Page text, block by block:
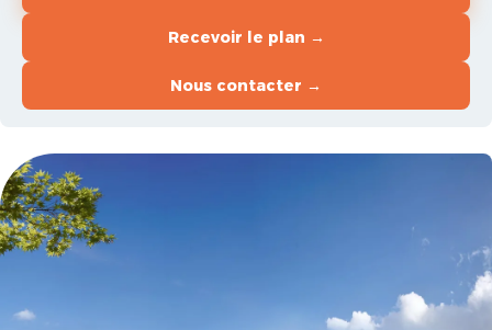
Recevoir le plan →
Nous contacter →